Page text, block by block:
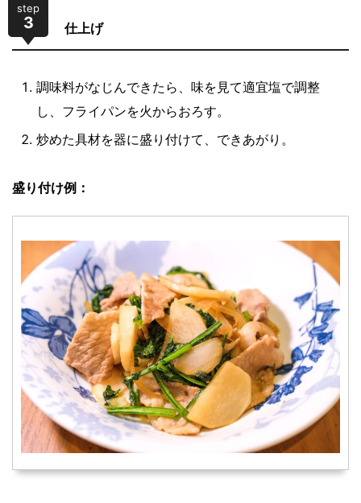
step
3 仕上げ
調味料がなじんできたら、味を見て適宜塩で調整
し、フライパンを火からおろす。
炒めた具材を器に盛り付けて、できあがり。
盛り付け例：